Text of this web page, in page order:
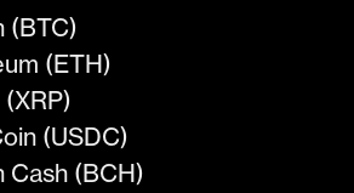
(BTC)
(ETH)
(USDC)
Cash (BCH)